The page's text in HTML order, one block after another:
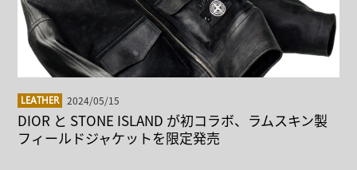
LEATHER 2024/05/15
DIOR と STONE ISLAND が初コラボ、ラムスキン製
フィールドジャケットを限定発売